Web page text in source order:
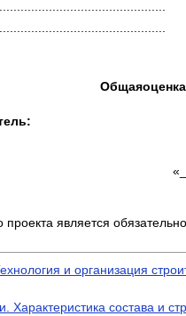
Общаяоценка
:
проекта является
и организация
Характеристика состава и